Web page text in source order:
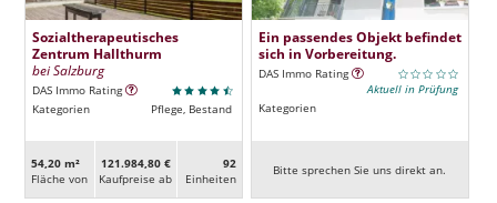
Sozialtherapeutisches
Zentrum Hallthurm
bei Salzburg
DAS Immo Rating
Kategorien
Pflege, Bestand
54,20 m²
Fläche von
121.984,80 €
Kaufpreise ab
92
Ein­heiten
Ein passendes Objekt befindet
sich in Vorbereitung.
DAS Immo Rating
Aktuell in Prüfung
Kategorien
Bitte sprechen Sie uns direkt an.